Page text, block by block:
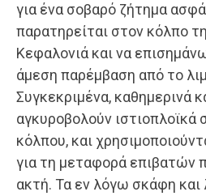
για ένα σοβαρό ζήτημα
παρατηρείται στον κόλπο
Κεφαλονιά και να
άμεση παρέμβαση από το
Συγκεκριμένα, καθημερινά
αγκυροβολούν ιστιοπλοϊκά
κόλπου, και
για τη μεταφορά επιβατών
ακτή. Τα εν λόγω σκάφη και